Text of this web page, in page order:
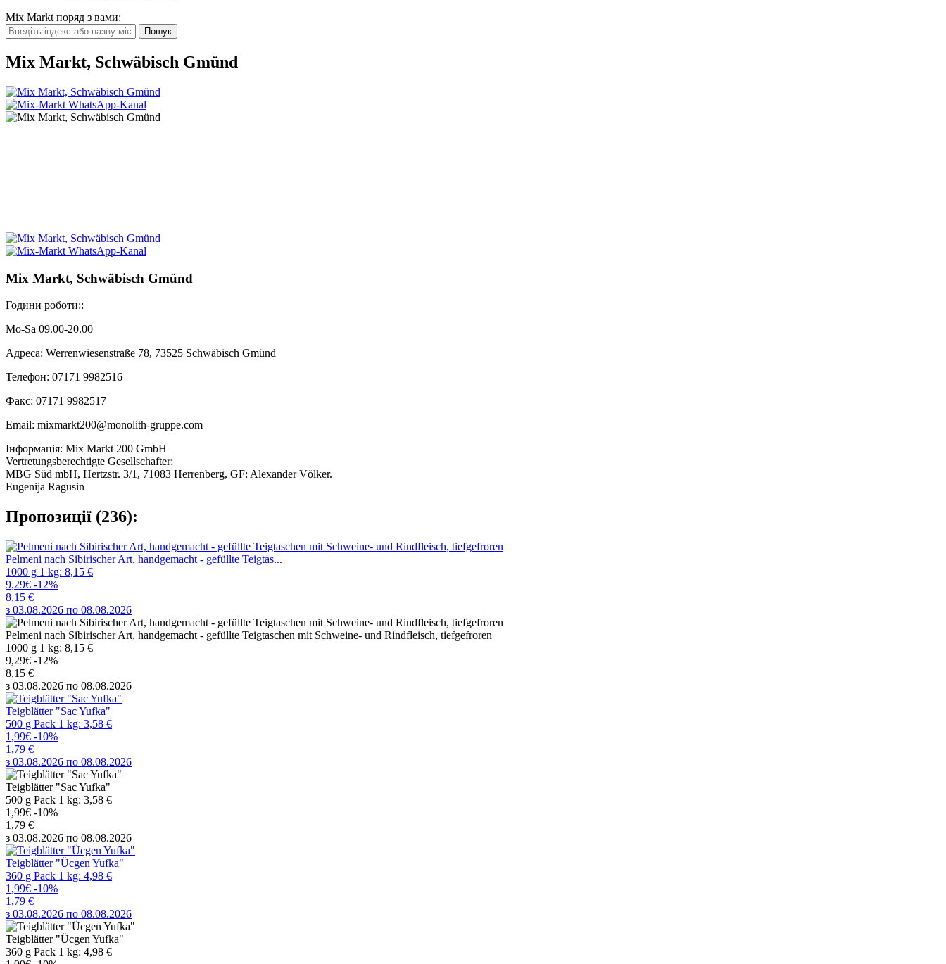
Mix Markt поряд з вами:
Mix Markt, Schwäbisch Gmünd
Mix Markt, Schwäbisch Gmünd
Години роботи::
Mo-Sa 09.00-20.00
Адреса: Werrenwiesenstraße 78, 73525 Schwäbisch Gmünd
Телефон: 07171 9982516
Факс: 07171 9982517
Email: mixmarkt200@monolith-gruppe.com
Інформація: Mix Markt 200 GmbH
Vertretungsberechtigte Gesellschafter:
MBG Süd mbH, Hertzstr. 3/1, 71083 Herrenberg, GF: Alexander Völker.
Eugenija Ragusin
Пропозиції (236):
Pelmeni nach Sibirischer Art, handgemacht - gefüllte Teigtas...
1000 g 1 kg: 8,15 €
9,29€ -12%
8,15 €
з 03.08.2026 по 08.08.2026
Pelmeni nach Sibirischer Art, handgemacht - gefüllte Teigtaschen mit Schweine- und Rindfleisch, tiefgefroren
1000 g 1 kg: 8,15 €
9,29€ -12%
8,15 €
з 03.08.2026 по 08.08.2026
Teigblätter "Sac Yufka"
500 g Pack 1 kg: 3,58 €
1,99€ -10%
1,79 €
з 03.08.2026 по 08.08.2026
Teigblätter "Sac Yufka"
500 g Pack 1 kg: 3,58 €
1,99€ -10%
1,79 €
з 03.08.2026 по 08.08.2026
Teigblätter "Ücgen Yufka"
360 g Pack 1 kg: 4,98 €
1,99€ -10%
1,79 €
з 03.08.2026 по 08.08.2026
Teigblätter "Ücgen Yufka"
360 g Pack 1 kg: 4,98 €